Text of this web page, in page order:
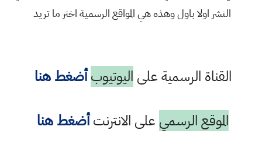
النشر اولا باول وهذه هي المواقع الرسمية اختر ما تريد
القناة الرسمية على اليوتيوب أضغط هنا
الموقع الرسمي على الانترنتأضغط هنا